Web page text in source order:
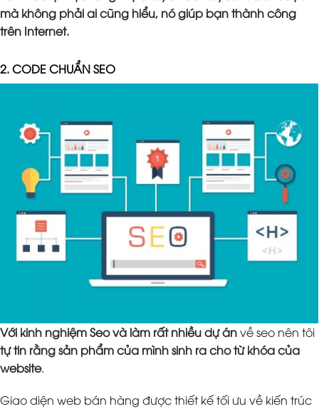
mà không phải ai cũng hiểu, nó giúp bạn thành công
trên Internet.
2. CODE CHUẨN SEO
Với kinh nghiệm Seo và làm rất nhiều dự ánvề seo nên tôi
tự tin rằng sản phẩm của mình sinh ra cho từ khóa của
website.
Giao diện web bán hàng được thiết kế tối ưu về kiến trúc